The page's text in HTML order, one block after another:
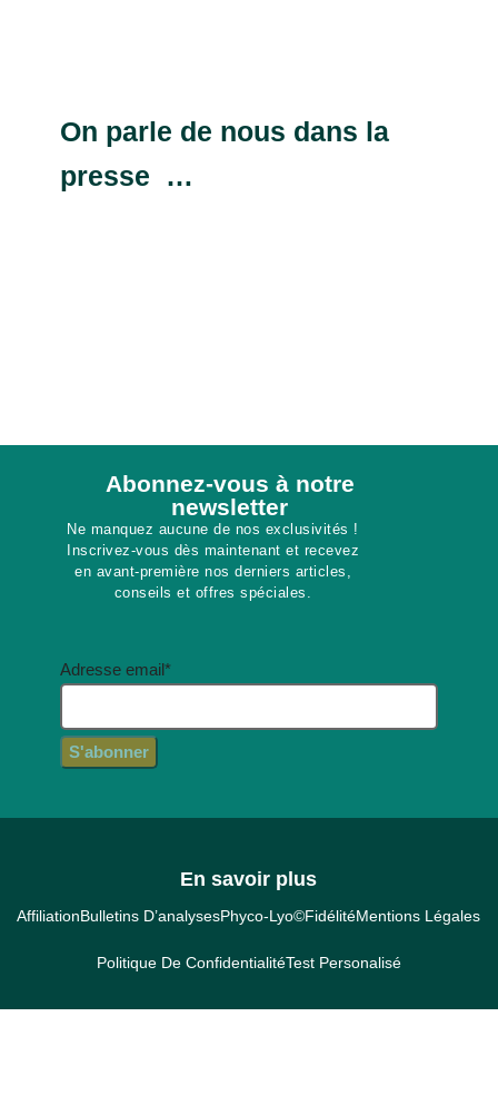
On parle de nous dans la
presse …
Abonnez-vous à notre
newsletter​
Ne manquez aucune de nos exclusivités !
Inscrivez-vous dès maintenant et recevez
en avant-première nos derniers articles,
conseils et offres spéciales.
Adresse email*
En savoir plus
AffiliationBulletins D’analysesPhyco-Lyo©FidélitéMentions Légales
Politique De ConfidentialitéTest Personalisé